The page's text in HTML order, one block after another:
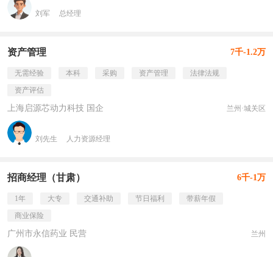
刘军 总经理
资产管理 7千-1.2万
无需经验 本科 采购 资产管理
法律法规
资产评估
上海启源芯动力科技 国企 兰州·城关区
刘先生 人力资源经理
招商经理（甘肃） 6千-1万
1年 大专 交通补助 节日福利
带薪年假
商业保险
广州市永信药业 民营 兰州